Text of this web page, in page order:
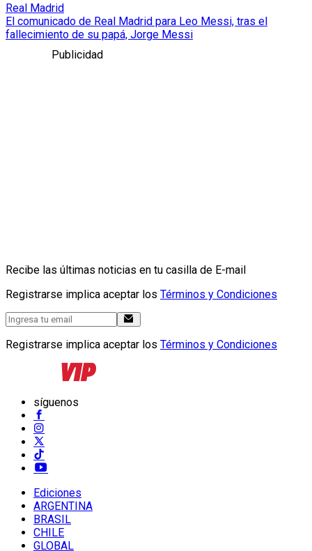
Real Madrid
El comunicado de Real Madrid para Leo Messi, tras el
fallecimiento de su papá, Jorge Messi
Publicidad
Recibe las últimas noticias en tu casilla de E-mail
Registrarse implica aceptar los Términos y Condiciones
Registrarse implica aceptar los Términos y Condiciones
síguenos
Ediciones
ARGENTINA
BRASIL
CHILE
GLOBAL